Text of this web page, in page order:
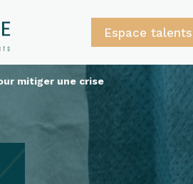
Espace talents
mitiger une crise